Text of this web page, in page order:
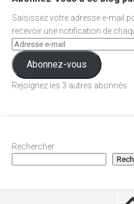
Saisissez votre adresse e-mail
recevoir une notification de
Abonnez-vous
Rejoignez les 3 autres abonnés
Rechercher